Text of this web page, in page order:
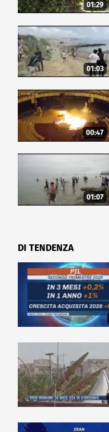
01:29
01:03
00:47
01:07
DI TENDENZA